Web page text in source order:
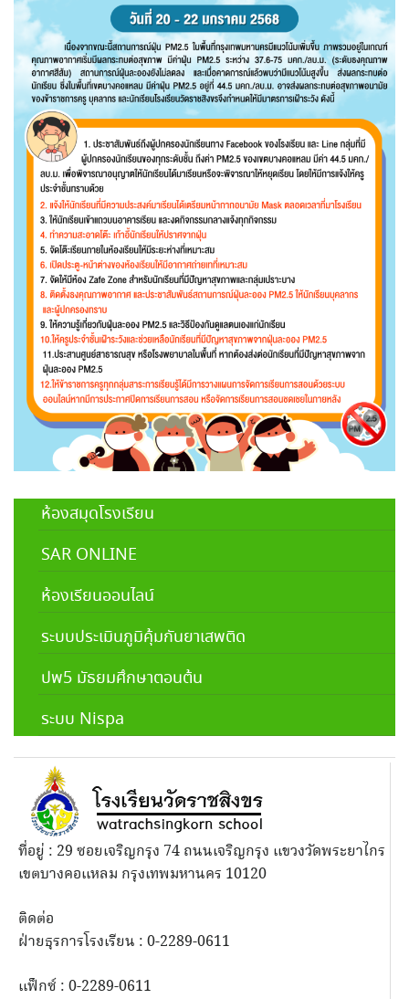
ห้องสมุดโรงเรียน
SAR ONLINE
ห้องเรียนออนไลน์
ระบบประเมินภูมิคุ้มกันยาเสพติด
ปพ5 มัธยมศึกษาตอนต้น
ระบบ Nispa
ที่อยู่ : 29 ซอยเจริญกรุง 74 ถนนเจริญกรุง แขวงวัดพระยาไกร
เขตบางคอแหลม กรุงเทพมหานคร 10120
ติดต่อ
ฝ่ายธุรการโรงเรียน : 0-2289-0611
แฟ็กซ์ : 0-2289-0611